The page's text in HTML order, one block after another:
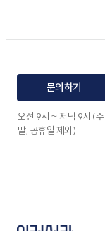
문의하기
오전 9시 ~ 저녁 9시 (주
말, 공휴일 제외)